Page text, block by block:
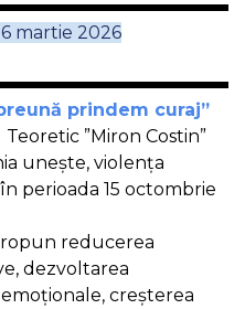
martie 2026
prindem curaj”
”Miron Costin”
unește, violența
perioada 15 octombrie
reducerea
dezvoltarea
creșterea